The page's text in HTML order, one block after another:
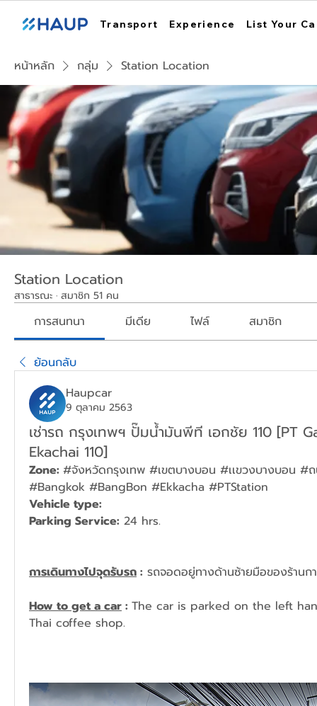
Transport Experience List Your
หน้าหลัก กลุ่ม Station Location
Station Location
สาธารณะ · สมาชิก 51 คน
การสนทนา มีเดีย ไฟล์ สมาชิก
ย้อนกลับ
Haupcar
9 ตุลาคม 2563
เช่ารถ กรุงเทพฯ ปั๊มน้ำมันพีที เอกชัย 110 [PT
Ekachai 110]
Zone: #จังหวัดกรุงเทพ #เขตบางบอน #เเขวงบางบอน #
#Bangkok #BangBon #Ekkacha #PTStation
Vehicle type:
Parking Service: 24 hrs.
การเดินทางไปจุดรับรถ : รถจอดอยู่ทางด้านซ้ายมือของร้านก
How to get a car : The car is parked on the left
Thai coffee shop.